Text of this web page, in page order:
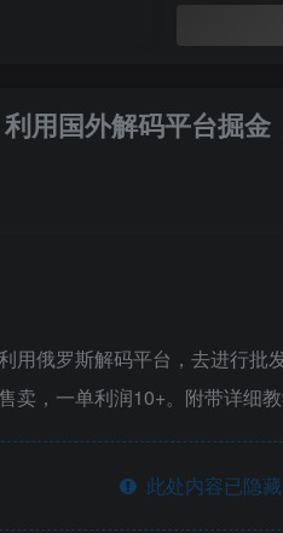
利用国外解码平台掘
用俄罗斯解码平台，去进行
卖，一单利润10+。附带详细
此处内容已隐